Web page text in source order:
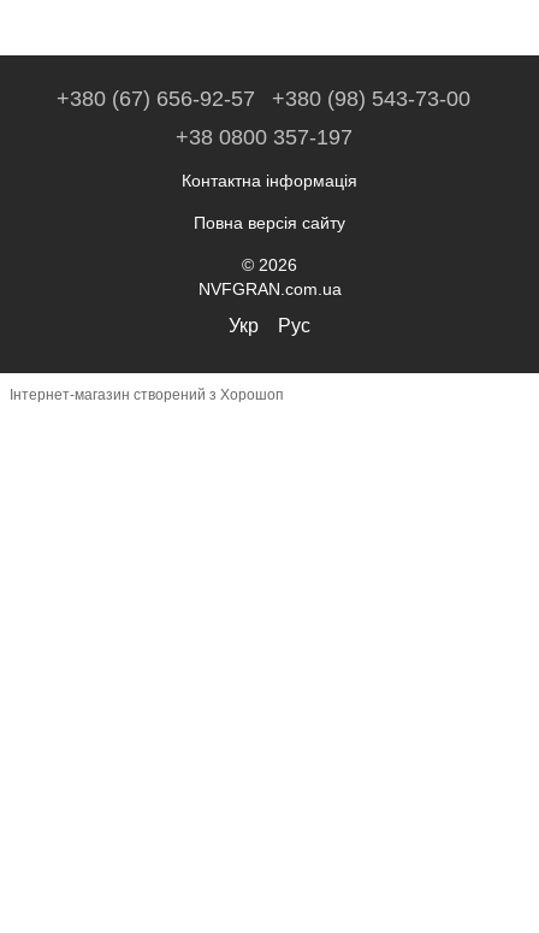
+380 (67) 656-92-57
+380 (98) 543-73-00
+38 0800 357-197
Контактна інформація
Повна версія сайту
© 2026
NVFGRAN.com.ua
Укр Рус
Інтернет-магазин створений з Хорошоп